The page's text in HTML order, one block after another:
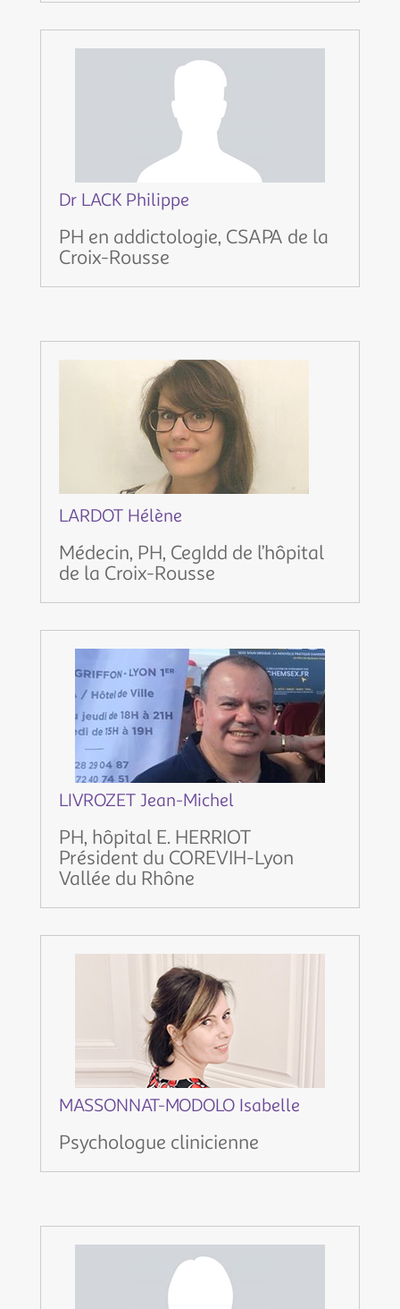
Dr LACK Philippe
PH en addictologie, CSAPA de la
Croix-Rousse
LARDOT Hélène
Médecin, PH, CegIdd de l’hôpital
de la Croix-Rousse
LIVROZET Jean-Michel
PH, hôpital E. HERRIOT
Président du COREVIH-Lyon
Vallée du Rhône
MASSONNAT-MODOLO Isabelle
Psychologue clinicienne